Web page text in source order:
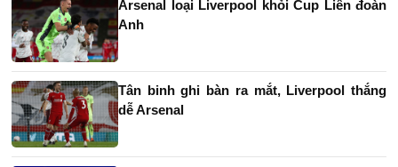
Arsenal loại Liverpool khỏi Cup Liên đoàn
Anh
Tân binh ghi bàn ra mắt, Liverpool thắng
dễ Arsenal